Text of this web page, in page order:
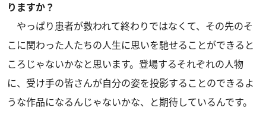
りますか？
やっぱり患者が救われて終わりではなくて、その先のそ
こに関わった人たちの人生に思いを馳せることができると
ころじゃないかなと思います。登場するそれぞれの人物
に、受け手の皆さんが自分の姿を投影することのできるよ
うな作品になるんじゃないかな、と期待しているんです。